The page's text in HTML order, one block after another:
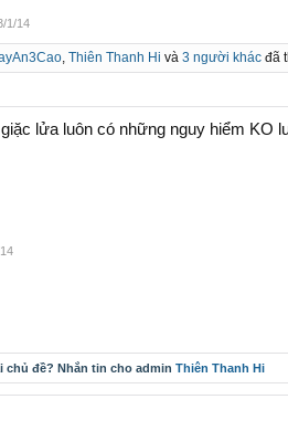
1/14
,Thiên Thanh Hi và3 người khác đã
lửa luôn có những nguy hiểm KO
chủ đề? Nhắn tin cho adminThiên Thanh Hi